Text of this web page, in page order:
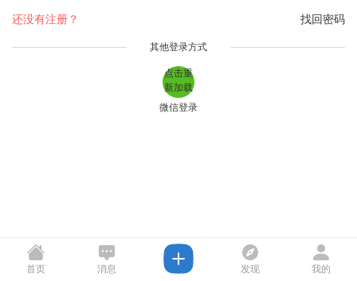
找回密码
还没有注册？
其他登录方式
点击重
新加载
微信登录
首页 消息 发现 我的